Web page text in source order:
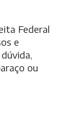
Federal
e
ou